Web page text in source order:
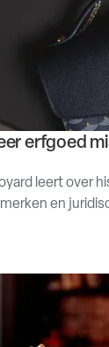
erfgoed
leert over
en